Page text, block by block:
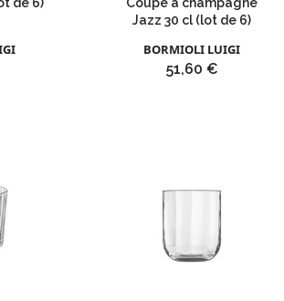
de 6)
Coupe à champagne
Jazz 30 cl (lot de 6)
BORMIOLI LUIGI
Prix
51,60 €